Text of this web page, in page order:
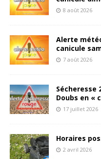
8 août 2026
Alerte
canicule
7 août 2026
Sécheresse
Doubs en «
17 juillet 2026
Horaires
2 avril 2026